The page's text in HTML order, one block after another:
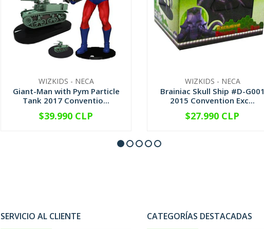
WIZKIDS - NECA
Giant-Man with Pym Particle
Tank 2017 Conventio...
+
$39.990 CLP
WIZKIDS - NECA
Brainiac Skull Ship #D-G001
2015 Convention Exc...
+
$27.990 CLP
SERVICIO AL CLIENTE CATEGORÍAS DESTACADAS